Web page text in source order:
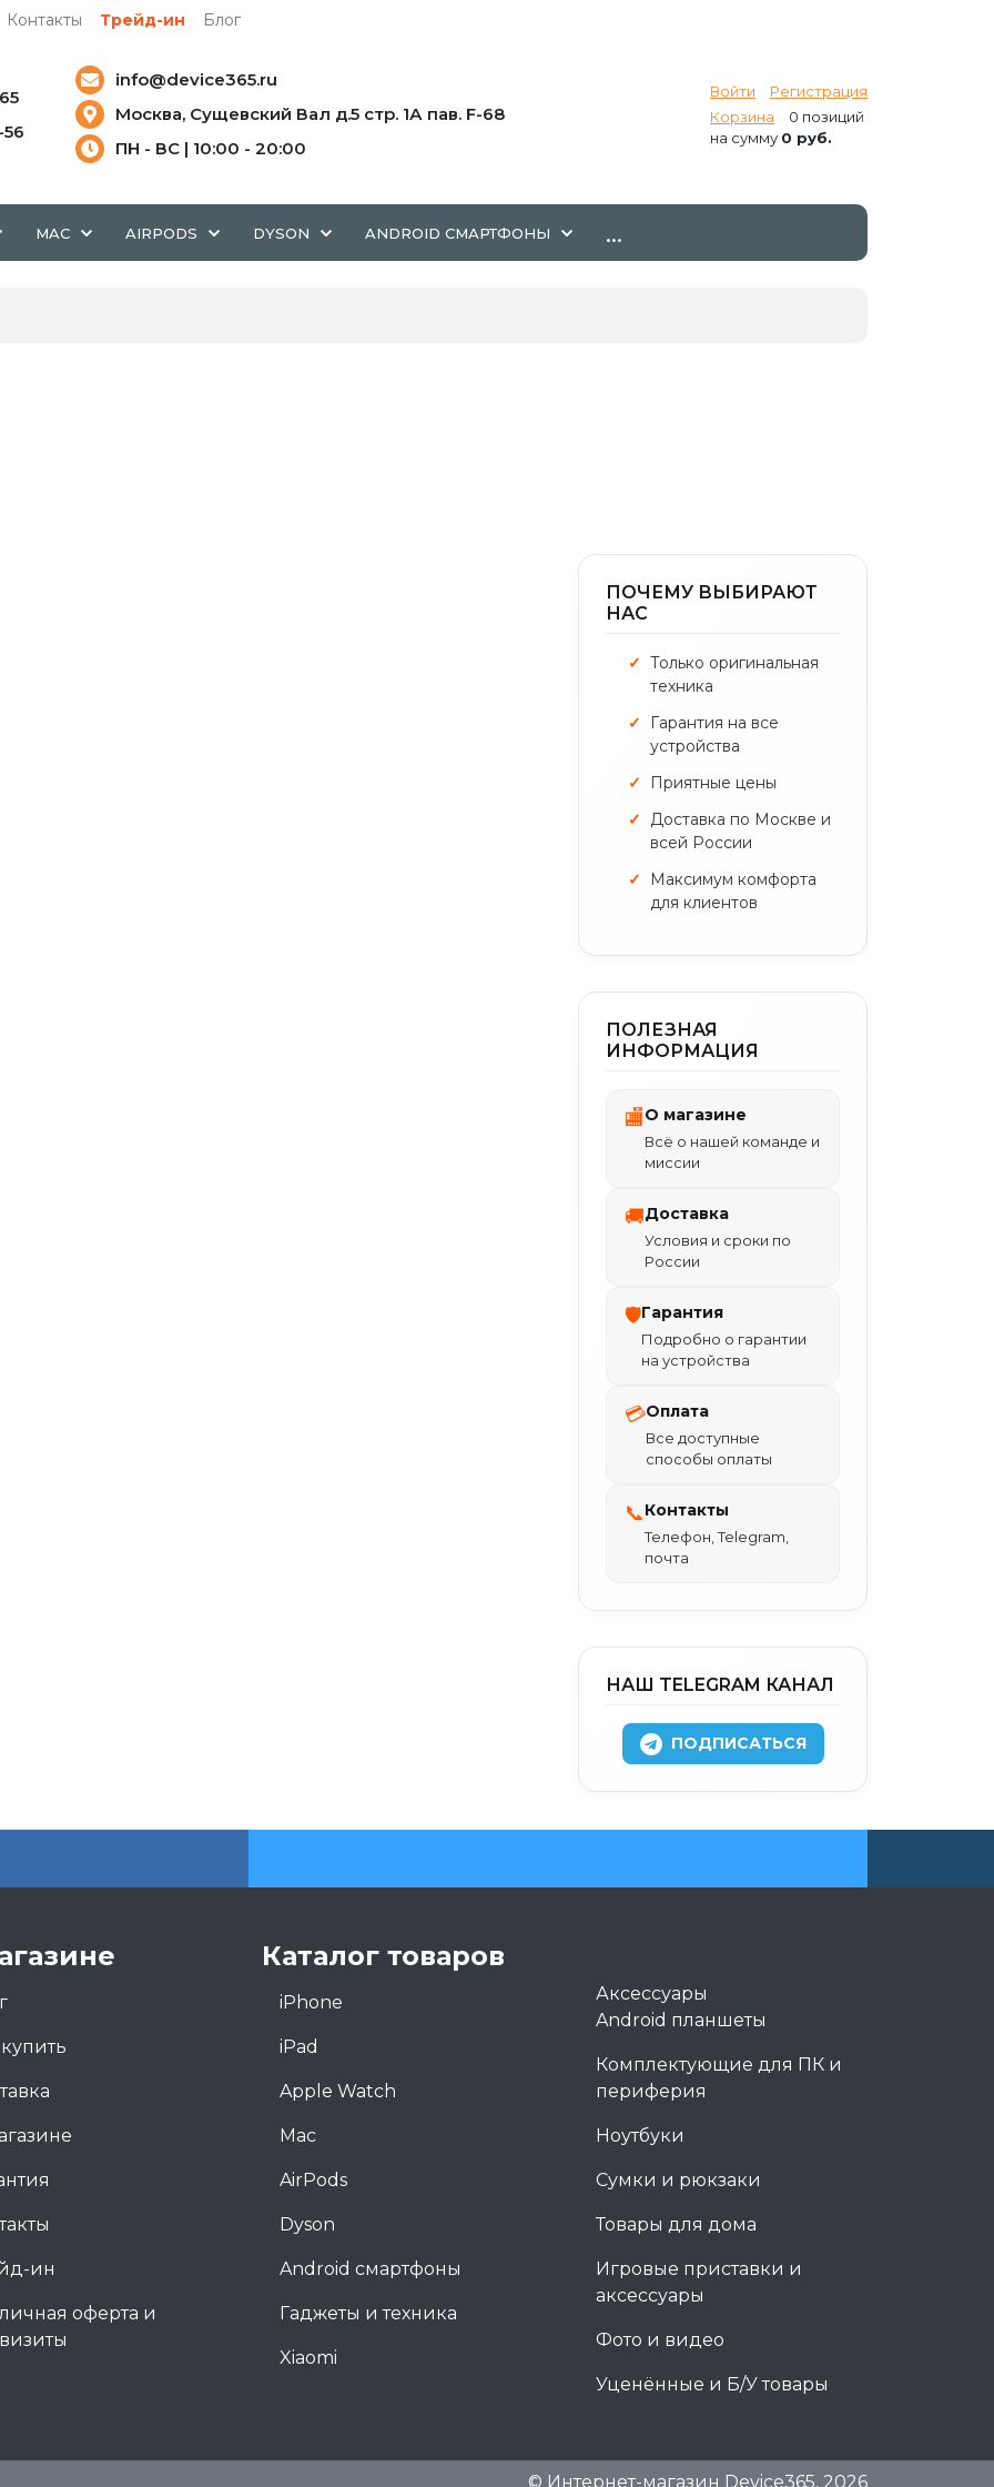
Контакты Трейд-ин Блог
Войти
Регистрация
Корзина
0 позиций
на сумму 0 руб.
info@device365.ru
Москва, Сущевский Вал д.5 стр. 1А пав. F-68
ПН - ВС | 10:00 - 20:00
MAC AIRPODS DYSON ANDROID СМАРТФОНЫ ...
ПОЧЕМУ ВЫБИРАЮТ
НАС
Только оригинальная
техника
Гарантия на все
устройства
Приятные цены
Доставка по Москве и
всей России
Максимум комфорта
для клиентов
ПОЛЕЗНАЯ
ИНФОРМАЦИЯ
🏬О магазине
Всё о нашей команде и
миссии
🚚Доставка
Условия и сроки по
России
🛡Гарантия
Подробно о гарантии
на устройства
💳Оплата
Все доступные
способы оплаты
📞Контакты
Телефон, Telegram,
почта
НАШ TELEGRAM КАНАЛ
ПОДПИСАТЬСЯ
ин
оферта и
Каталог товаров
iPhone
iPad
Apple Watch
Mac
AirPods
Dyson
Android смартфоны
Гаджеты и техника
Xiaomi
Аксессуары
Android планшеты
Комплектующие для ПК и
периферия
Ноутбуки
Сумки и рюкзаки
Товары для дома
Игровые приставки и
аксессуары
Фото и видео
Уценённые и Б/У товары
© Интернет-магазин Device365, 2026